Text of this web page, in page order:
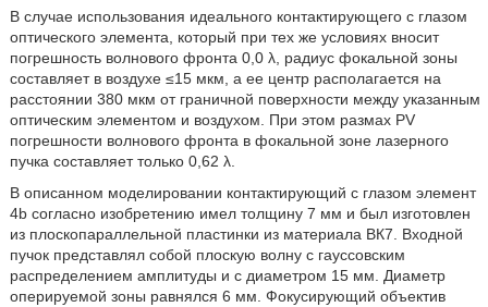
В случае использования идеального контактирующего с глазом
оптического элемента, который при тех же условиях вносит
погрешность волнового фронта 0,0 λ, радиус фокальной зоны
составляет в воздухе ≤15 мкм, а ее центр располагается на
расстоянии 380 мкм от граничной поверхности между указанным
оптическим элементом и воздухом. При этом размах PV
погрешности волнового фронта в фокальной зоне лазерного
пучка составляет только 0,62 λ.
В описанном моделировании контактирующий с глазом элемент
4b согласно изобретению имел толщину 7 мм и был изготовлен
из плоскопараллельной пластинки из материала ВК7. Входной
пучок представлял собой плоскую волну с гауссовским
распределением амплитуды и с диаметром 15 мм. Диаметр
оперируемой зоны равнялся 6 мм. Фокусирующий объектив